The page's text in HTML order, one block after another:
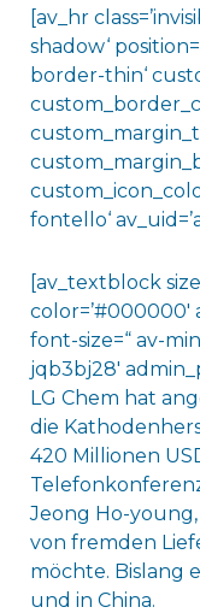
[av_hr
shadow‘
border-thin‘
fontello‘
[av_textblock
font-size=“ av-
jqb3bj28′
LG Chem hat
die
420 Millionen
Jeong Ho-young,
von fremden
möchte. Bislang
und in China.